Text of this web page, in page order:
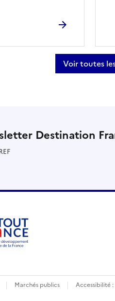
Voir toutes
Destination
Marchés publics Accessibilité